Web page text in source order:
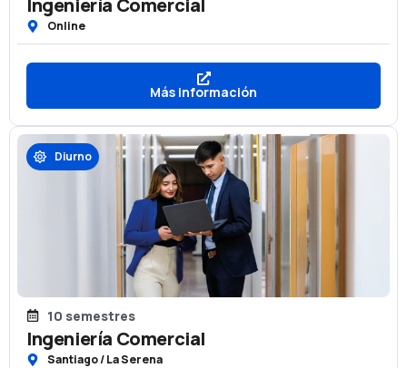
Online
Más información
Diurno
10 semestres
Ingeniería Comercial
Santiago / La Serena